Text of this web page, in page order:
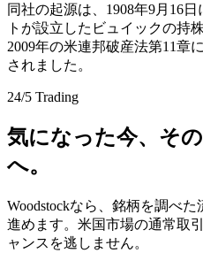
同社の起源は、1908年9月16
トが設立したビュイックの持
2009年の米連邦破産法第11章
されました。
24/5 Trading
気になった今、そ
へ。
Woodstockなら、銘柄を調べ
進めます。米国市場の通常取
ャンスを逃しません。